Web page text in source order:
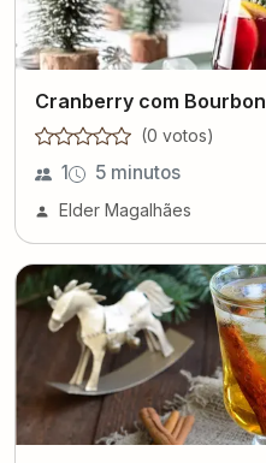
Cranberry com Bourbon
(0 votos)
1 5 minutos
Elder Magalhães